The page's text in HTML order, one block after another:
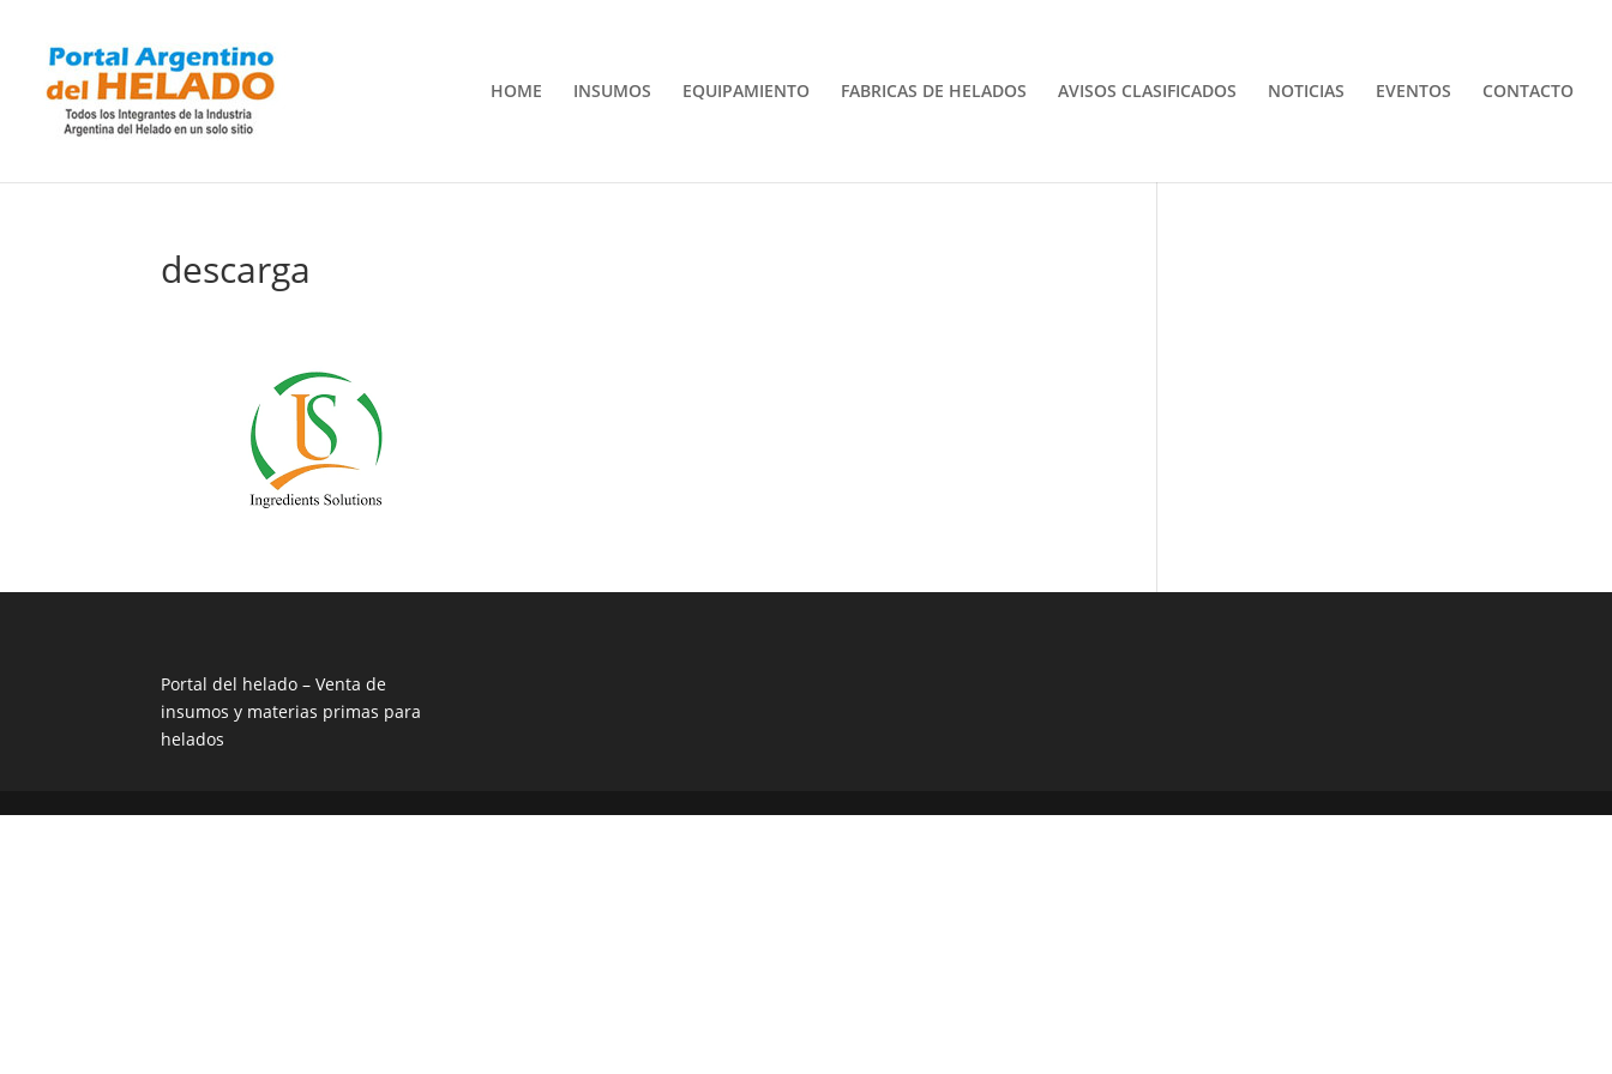
HOME INSUMOS EQUIPAMIENTO FABRICAS DE HELADOS AVISOS CLASIFICADOS NOTICIAS EVENTOS CONTACTO
descarga
Portal del helado –Venta de
insumos y materias primas para
helados